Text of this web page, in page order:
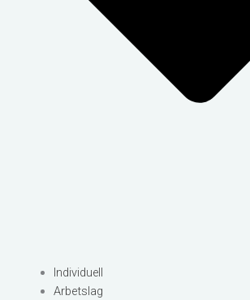
Individuell
Arbetslag